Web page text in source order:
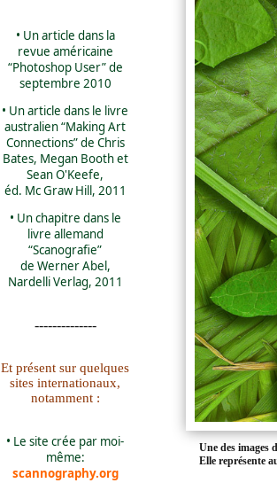
Une des images
Elle représente
• Un article dans la
revue américaine
“Photoshop User” de
septembre 2010
• Un article dans le livre
australien “Making Art
Connections” de Chris
Bates, Megan Booth et
Sean O'Keefe,
éd. Mc Graw Hill, 2011
• Un chapitre dans le
livre allemand
“Scanografie”
de Werner Abel,
Nardelli Verlag, 2011
--------------
Et présent sur quelques
sites internationaux,
notamment :
• Le site crée par moi-
même:
scannography.org